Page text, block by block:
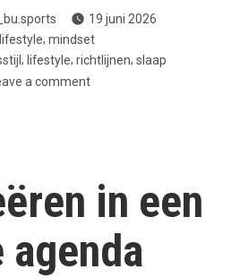
19 juni 2026
lifestyle, mindset
, lifestyle, richtlijnen, slaap
a commenton
onze
gezondheid
in een